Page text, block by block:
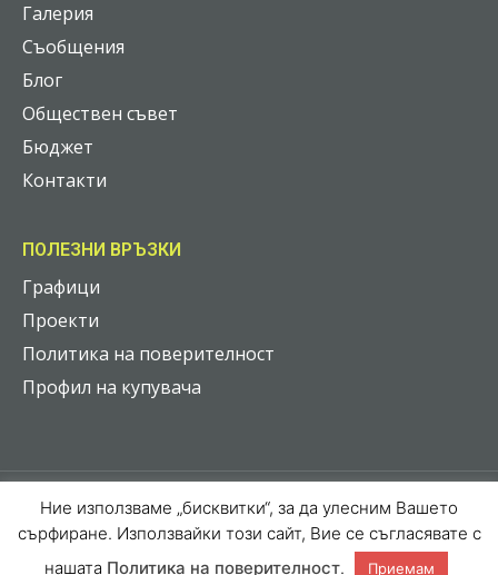
Галерия
Съобщения
Блог
Обществен съвет
Бюджет
Контакти
ПОЛЕЗНИ ВРЪЗКИ
Графици
Проекти
Политика на поверителност
Профил на купувача
2026 © Всички права запазени
Web Design byWeb Grow Studio
Ние използваме „бисквитки“, за да улесним Вашето
сърфиране. Използвайки този сайт, Вие се съгласявате с
нашата Политика на поверителност. Приемам